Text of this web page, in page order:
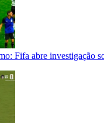
Fifa abre investigação